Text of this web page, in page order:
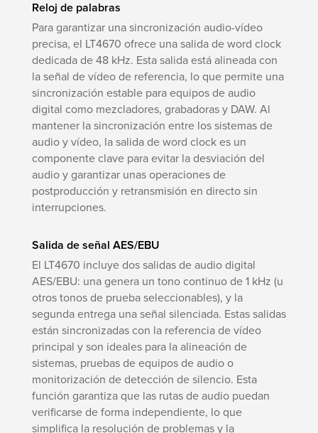
Reloj de palabras
Para garantizar una sincronización audio-vídeo
precisa, el LT4670 ofrece una salida de word clock
dedicada de 48 kHz. Esta salida está alineada con
la señal de vídeo de referencia, lo que permite una
sincronización estable para equipos de audio
digital como mezcladores, grabadoras y DAW. Al
mantener la sincronización entre los sistemas de
audio y vídeo, la salida de word clock es un
componente clave para evitar la desviación del
audio y garantizar unas operaciones de
postproducción y retransmisión en directo sin
interrupciones.
Salida de señal AES/EBU
El LT4670 incluye dos salidas de audio digital
AES/EBU: una genera un tono continuo de 1 kHz (u
otros tonos de prueba seleccionables), y la
segunda entrega una señal silenciada. Estas salidas
están sincronizadas con la referencia de vídeo
principal y son ideales para la alineación de
sistemas, pruebas de equipos de audio o
monitorización de detección de silencio. Esta
función garantiza que las rutas de audio puedan
verificarse de forma independiente, lo que
simplifica la resolución de problemas y la